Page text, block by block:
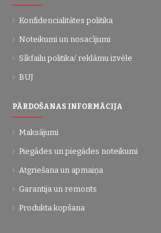
Konfidencialitātes politika
Noteikumi un nosacījumi
Sīkfailu politika/ reklāmu izvēle
BUJ
PĀRDOŠANAS INFORMĀCIJA
Maksājumi
Piegādes un piegādes noteikumi
Atgriešana un apmaiņa
Garantija un remonts
Produkta kopšana